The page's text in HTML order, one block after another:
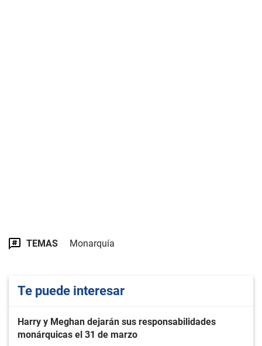
TEMAS Monarquía
Te puede interesar
Harry y Meghan dejarán sus responsabilidades
monárquicas el 31 de marzo